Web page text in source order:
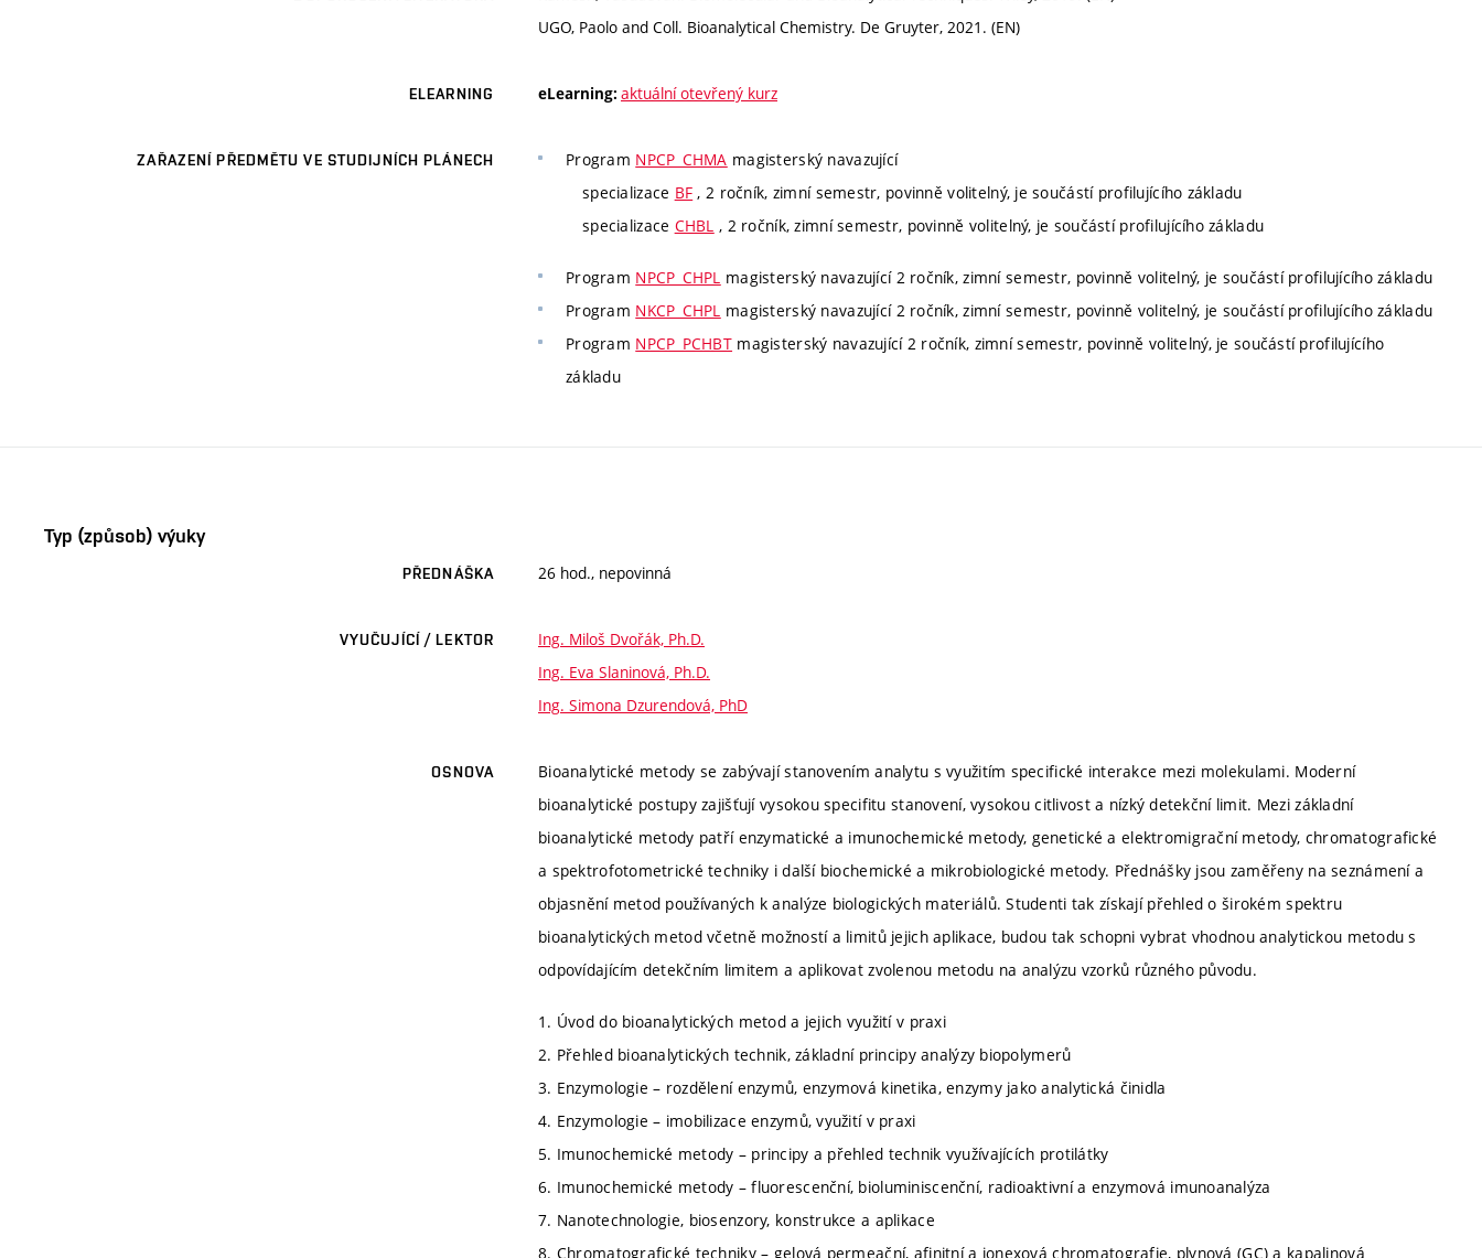
UGO, Paolo and Coll. Bioanalytical Chemistry. De Gruyter, 2021. (EN)
ELEARNING eLearning: aktuální otevřený kurz
ZAŘAZENÍ PŘEDMĚTU VE STUDIJNÍCH PLÁNECH Program NPCP_CHMA magisterský navazující
specializace BF , 2 ročník, zimní semestr, povinně volitelný, je součástí profilujícího základu
specializace CHBL , 2 ročník, zimní semestr, povinně volitelný, je součástí profilujícího základu
Program NPCP_CHPL magisterský navazující 2 ročník, zimní semestr, povinně volitelný, je součástí profilujícího základu
Program NKCP_CHPL magisterský navazující 2 ročník, zimní semestr, povinně volitelný, je součástí profilujícího základu
Program NPCP_PCHBT magisterský navazující 2 ročník, zimní semestr, povinně volitelný, je součástí profilujícího
základu
Typ (způsob) výuky
PŘEDNÁŠKA 26 hod., nepovinná
VYUČUJÍCÍ / LEKTOR
Ing. Miloš Dvořák, Ph.D.
Ing. Eva Slaninová, Ph.D.
Ing. Simona Dzurendová, PhD
OSNOVA
Bioanalytické metody se zabývají stanovením analytu s využitím specifické interakce mezi molekulami. Moderní
bioanalytické postupy zajišťují vysokou specifitu stanovení, vysokou citlivost a nízký detekční limit. Mezi základní
bioanalytické metody patří enzymatické a imunochemické metody, genetické a elektromigrační metody, chromatografické
a spektrofotometrické techniky i další biochemické a mikrobiologické metody. Přednášky jsou zaměřeny na seznámení a
objasnění metod používaných k analýze biologických materiálů. Studenti tak získají přehled o širokém spektru
bioanalytických metod včetně možností a limitů jejich aplikace, budou tak schopni vybrat vhodnou analytickou metodu s
odpovídajícím detekčním limitem a aplikovat zvolenou metodu na analýzu vzorků různého původu.
1. Úvod do bioanalytických metod a jejich využití v praxi
2. Přehled bioanalytických technik, základní principy analýzy biopolymerů
3. Enzymologie – rozdělení enzymů, enzymová kinetika, enzymy jako analytická činidla
4. Enzymologie – imobilizace enzymů, využití v praxi
5. Imunochemické metody – principy a přehled technik využívajících protilátky
6. Imunochemické metody – fluorescenční, bioluminiscenční, radioaktivní a enzymová imunoanalýza
7. Nanotechnologie, biosenzory, konstrukce a aplikace
8. Chromatografické techniky – gelová permeační, afinitní a ionexová chromatografie, plynová (GC) a kapalinová